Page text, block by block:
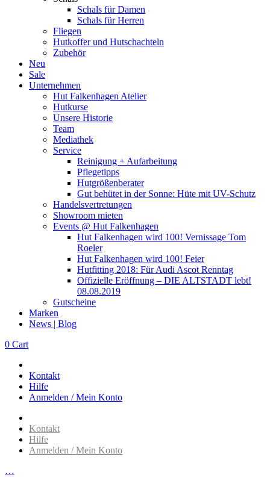
Schals für Damen
Schals für Herren
Fliegen
Hutkoffer und Hutschachteln
Zubehör
Neu
Sale
Unternehmen
Hut Falkenhagen Atelier
Hutkurse
Unsere Historie
Team
Mediathek
Service
Reinigung + Aufarbeitung
Pflegetipps
Hutgrößenberater
Gut behütet in der Sonne: Hüte mit UV-Schutz
Handelsvertretungen
Showroom mieten
Events @ Hut Falkenhagen
Hut Falkenhagen wird 100! Vernissage Tom
Roeler
Hut Falkenhagen wird 100! Feier
Hutfitting 2018: Für Audi Ascot Renntag
Offizielle Eröffnung – DIE ALTSTADT lebt!
08.08.2019
Gutscheine
Marken
News | Blog
0 Cart
Kontakt
Hilfe
Anmelden / Mein Konto
Kontakt
Hilfe
Anmelden / Mein Konto
…